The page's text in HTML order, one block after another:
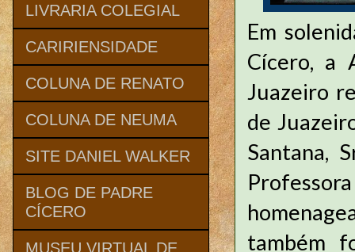
Em
Cícero, a
Juazeiro
de
Santana,
também
LIVRARIA COLEGIAL
CARIRIENSIDADE
COLUNA DE RENATO
COLUNA DE NEUMA
SITE DANIEL WALKER
BLOG DE PADRE
CÍCERO
MUSEU VIRTUAL DE